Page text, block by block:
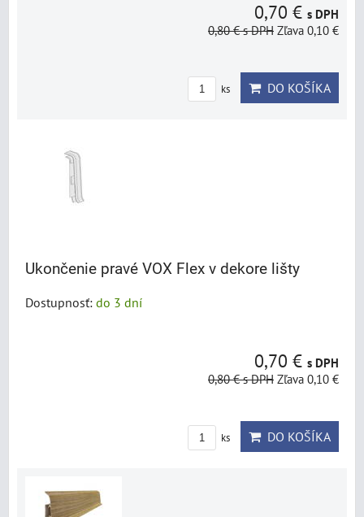
0,70 € s DPH
0,80 €s DPH Zľava 0,10 €
ks DO KOŠÍKA
Ukončenie pravé VOX Flex v dekore lišty
Dostupnosť: do 3 dní
0,70 € s DPH
0,80 €s DPH Zľava 0,10 €
ks DO KOŠÍKA